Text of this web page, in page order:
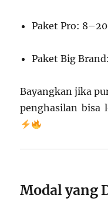
Paket Pro:
Paket Big
Bayangkan jika
penghasilan bisa
Modal yang